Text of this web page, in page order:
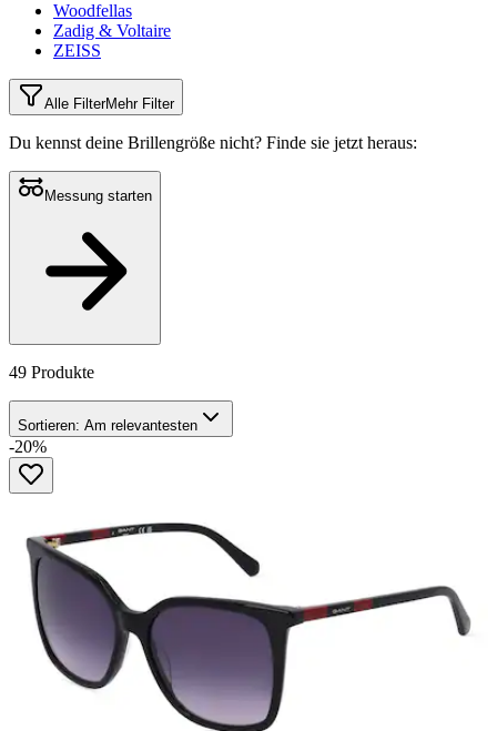
Woodfellas
Zadig & Voltaire
ZEISS
Alle FilterMehr Filter
Du kennst deine Brillengröße nicht? Finde sie jetzt heraus:
Messung starten
49 Produkte
Sortieren: Am relevantesten
-20%